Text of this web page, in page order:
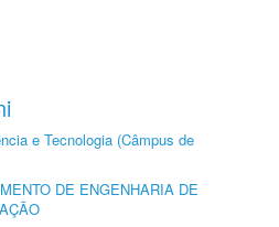
e Tecnologia (Câmpus de
DE ENGENHARIA DE